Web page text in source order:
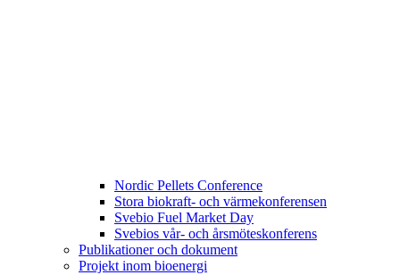
Nordic Pellets Conference
Stora biokraft- och värmekonferensen
Svebio Fuel Market Day
Svebios vår- och årsmöteskonferens
Publikationer och dokument
Projekt inom bioenergi